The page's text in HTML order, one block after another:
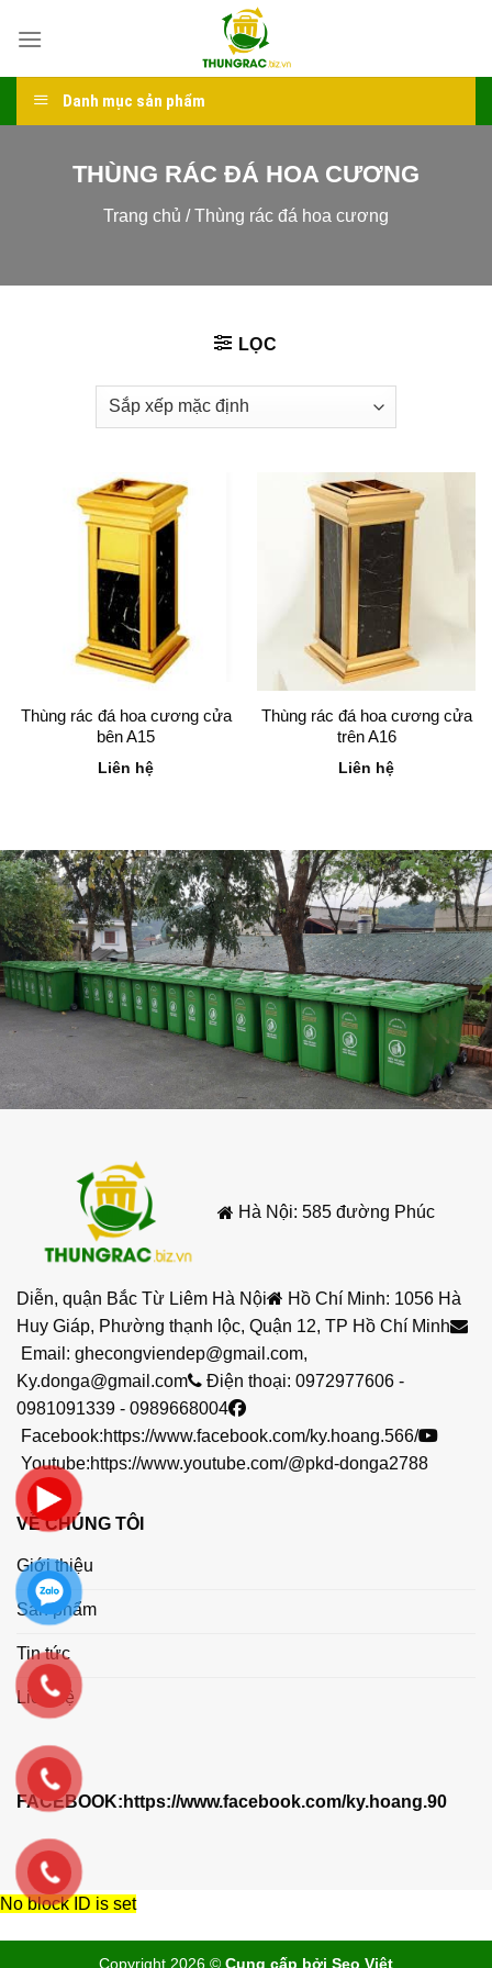
Danh mục sản phẩm
THÙNG RÁC ĐÁ HOA CƯƠNG
Trang chủ /Thùng rác đá hoa cương
LỌC
Thùng rác đá hoa cương cửa
bên A15
Liên hệ
Thùng rác đá hoa cương cửa
trên A16
Liên hệ
Hà Nội: 585 đường Phúc
Diễn, quận Bắc Từ Liêm Hà Nội
Hồ Chí Minh: 1056 Hà
Huy Giáp, Phường thạnh lộc, Quận 12, TP Hồ Chí Minh
Email: ghecongviendep@gmail.com,
Ky.donga@gmail.com
Điện thoại: 0972977606 -
0981091339 - 0989668004
Facebook:https://www.facebook.com/ky.hoang.566/
Youtube:https://www.youtube.com/@pkd-donga2788
VỀ CHÚNG TÔI
Giới thiệu
Sản phẩm
Tin tức
Liên hệ
FACEBOOK: https://www.facebook.com/ky.hoang.90
No block ID is set
Copyright 2026 © Cung cấp bởi Seo Việt